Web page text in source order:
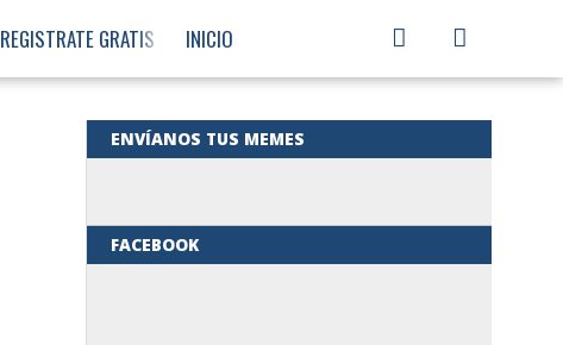
REGISTRATE GRATIS CON PAYONEER
INICIO
COMEDIA
MEMETONES
ENVÍANOS TUS MEMES
FACEBOOK